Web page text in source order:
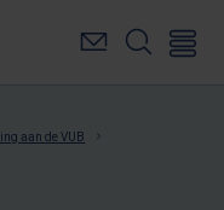
aan de VUB